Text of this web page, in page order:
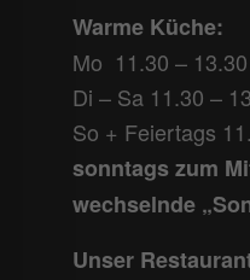
Warme Küche:
Mo 11.30 –
Di – Sa 11.30 –
So + Feiertags
sonntags zum
wechselnde
Unser